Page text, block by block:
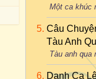
Một ca khúc
Câu
Tàu Anh
Tàu anh qua
Danh Ca